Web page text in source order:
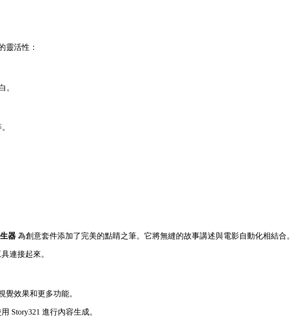
靈活性：
。
器 為創意套件添加了完美的點睛之筆。它將無縫的故事講述與電影自動化相結合。
連接起來。
效果和更多功能。
Story321 進行內容生成。